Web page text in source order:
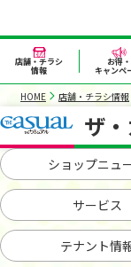
店舗・チラシ
情報
お得・
キャンペ
HOME 店舗・チラシ情報
ザ
ショップニュ
サービス
テナント情